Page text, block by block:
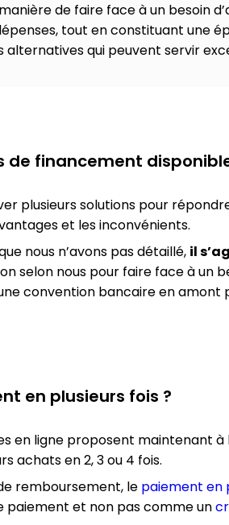
de faire face à un besoin
tout en constituant une
alternatives qui peuvent servir
de financement
plusieurs solutions pour
et les inconvénients.
nous n’avons pas détaillé, il
selon nous pour faire face à un
convention bancaire en amont
en plusieurs fois ?
en ligne proposent maintenant à
achats en 2, 3 ou 4 fois.
remboursement, le paiement en
paiement et non pas comme un